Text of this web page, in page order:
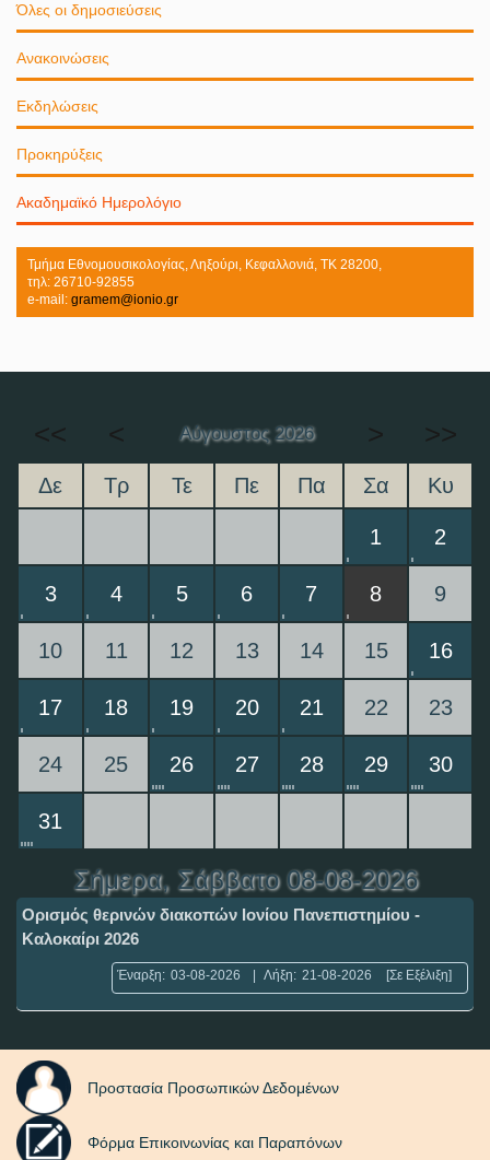
Όλες οι δημοσιεύσεις
Ανακοινώσεις
Εκδηλώσεις
Προκηρύξεις
Ακαδημαϊκό Ημερολόγιο
Τμήμα Εθνομουσικολογίας, Ληξούρι, Κεφαλλονιά, ΤΚ 28200,
τηλ: 26710-92855
e-mail: gramem@ionio.gr
<< < Αύγουστος 2026 > >>
Δε Τρ Τε Πε Πα Σα Κυ
1 2
3 4 5 6 7 8 9
10 11 12 13 14 15 16
17 18 19 20 21 22 23
24 25 26 27 28 29 30
31
Σήμερα, Σάββατο 08-08-2026
Ορισμός θερινών διακοπών Ιονίου Πανεπιστημίου -
Καλοκαίρι 2026
Έναρξη: 03-08-2026 Λήξη: 21-08-2026 [Σε Εξέλιξη]
Προστασία Προσωπικών Δεδομένων
Φόρμα Επικοινωνίας και Παραπόνων